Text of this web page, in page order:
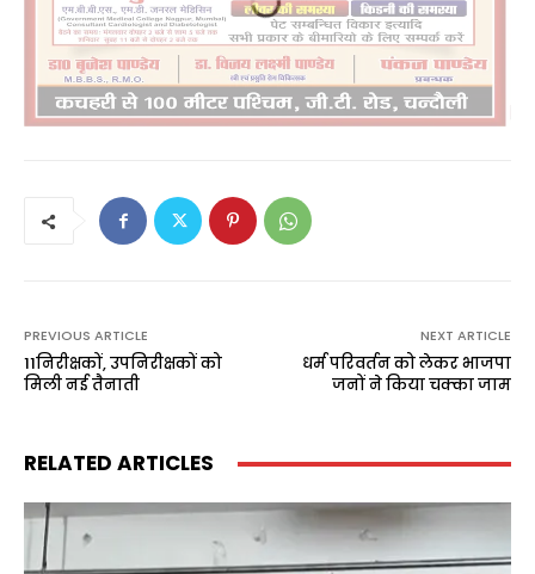
PREVIOUS ARTICLE
11निरीक्षकों, उपनिरीक्षकों को
मिली नई तैनाती
NEXT ARTICLE
धर्म परिवर्तन को लेकर भाजपा
जनों ने किया चक्का जाम
RELATED ARTICLES